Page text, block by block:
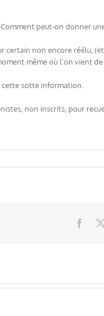
peut-on donner
certain non encore réélu,
même où l’on vient
sotte information.
non inscrits, pour